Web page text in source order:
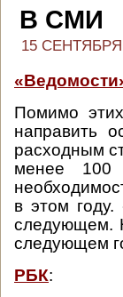
В СМИ
15 СЕНТЯБРЯ
Помимо
направить
расходным
менее 100
в этом
следующем.
следующем
РБК: